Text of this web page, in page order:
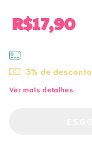
R$17,90
3% de desconto
Ver mais detalhes